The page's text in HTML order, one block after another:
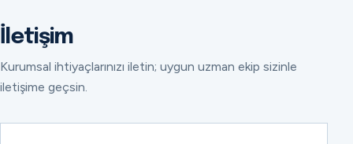
İletişim
Kurumsal ihtiyaçlarınızı iletin; uygun uzman ekip sizinle
iletişime geçsin.